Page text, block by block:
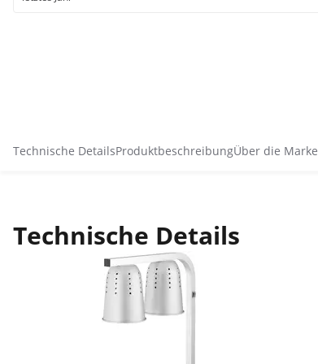
Technische DetailsProduktbeschreibungÜber die Marke
Technische Details